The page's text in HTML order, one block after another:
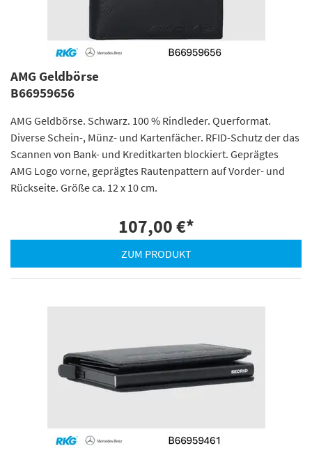
AMG Geldbörse
B66959656
AMG Geldbörse. Schwarz. 100 % Rindleder. Querformat.
Diverse Schein-, Münz- und Kartenfächer. RFID-Schutz der das
Scannen von Bank- und Kreditkarten blockiert. Geprägtes
AMG Logo vorne, geprägtes Rautenpattern auf Vorder- und
Rückseite. Größe ca. 12 x 10 cm.
107,00 €*
ZUM PRODUKT